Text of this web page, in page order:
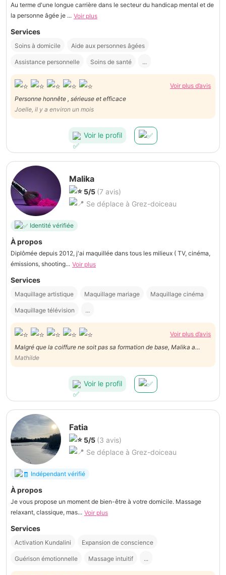
Au terme d'une longue carrière dans le secteur du handicap mental et de
la personne âgée je ... Voir plus
Services
Soins à domicile Aide aux personnes âgées
Assistance personnelle Soins de santé ...
Voir plus d’avis
Personne honnête , sérieuse et efficace
Joelle, il y a environ un mois
Voir le profil
Malika
5/5 (7 avis)
Se déplace à Grez-doiceau
Identité vérifiée
À propos
Diplômée depuis 2012, j'ai maquillée dans tous les milieux ( TV, cinéma,
émissions, shooting... Voir plus
Services
Maquillage artistique Maquillage mariage Maquillage cinéma
Maquillage télévision ...
Voir plus d’avis
Malgré que la coiffure ne soit pas sa formation de base, Malika a
réalisé un travail magnifique dans mes cheveux, exactement ce que je
voulais. Une très belle rencontre humaine, elle est adorable et super
pro. Je recommande les yeux fermés !
Mathilde
Voir le profil
Fatia
5/5 (3 avis)
Se déplace à Grez-doiceau
Indépendant vérifié
À propos
Je vous propose un moment de bien-être à votre domicile. Massage
relaxant, classique, mas... Voir plus
Services
Activation Kundalini Expansion de conscience
Guérison émotionnelle Massage intuitif ...